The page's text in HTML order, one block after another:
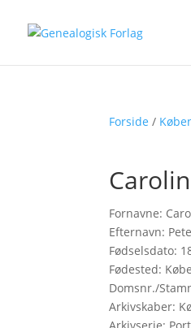
Forside /
Fornavne:
Efternavn:
Fødselsdato:
Fødested:
Domsnr./
Arkivskaber: